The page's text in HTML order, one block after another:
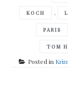
KOCH ,
PARIS
TOM
Posted in